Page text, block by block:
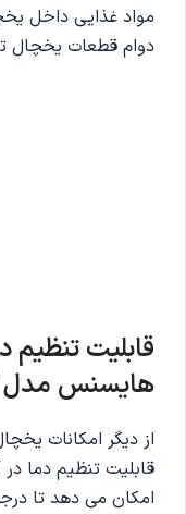
مواد غذایی داخل
دوام قطعات یخچال
قابلیت تنظیم
هایسنس مدل RD22
از دیگر امکانات
قابلیت تنظیم دما
امکان می دهد تا